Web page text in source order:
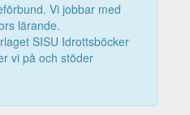
Vi jobbar med
lärande.
SISU Idrottsböcker
vi på och stöder